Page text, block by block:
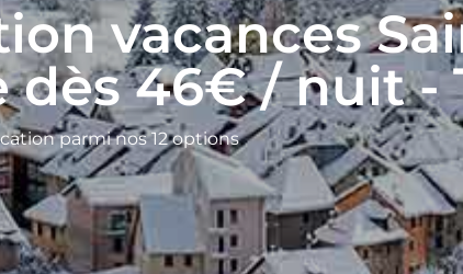
vacances
dès 46€ / nuit -
parmi nos 12 options